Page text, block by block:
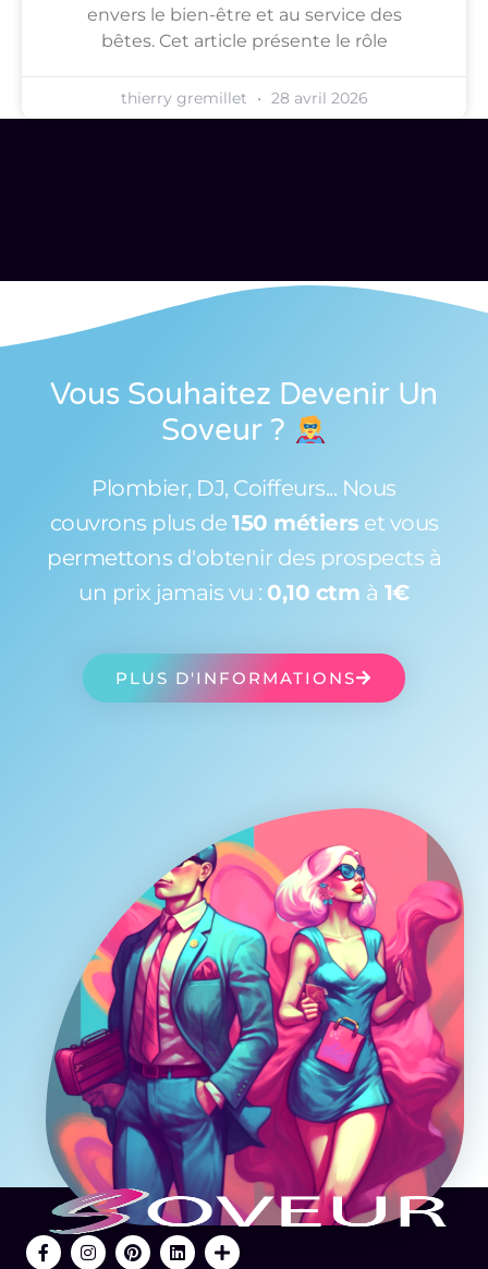
envers le bien-être et au service des
bêtes. Cet article présente le rôle
thierry gremillet 28 avril 2026
Vous Souhaitez Devenir Un
Soveur ?
Plombier, DJ, Coiffeurs... Nous
couvrons plus de 150 métiers et vous
permettons d'obtenir des prospects à
un prix jamais vu : 0,10 ctm à 1€
PLUS D'INFORMATIONS